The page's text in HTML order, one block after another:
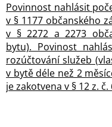
Povinnost nahlásit
v § 1177 občanského
v § 2272 a 2273
bytu). Povinost
rozúčtování služeb
v bytě déle než 2
je zakotvena v § 12 z. č.